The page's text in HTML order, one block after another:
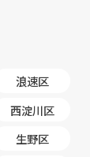
浪速区
西淀川区
生野区